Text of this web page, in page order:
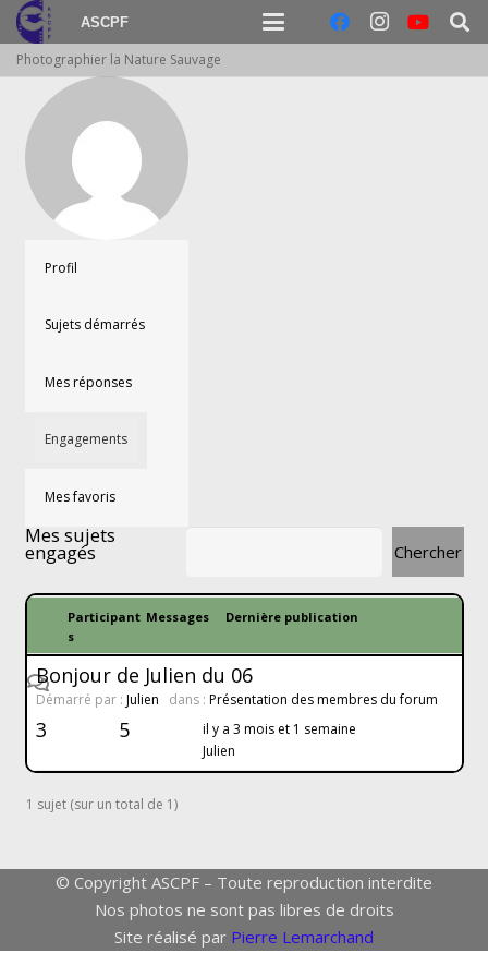
ASCPF
Photographier la Nature Sauvage
Profil
Sujets démarrés
Mes réponses
Engagements
Mes favoris
Mes sujets
engagés
Participant
s
Messages Dernière publication
Bonjour de Julien du 06
Démarré par : Julien dans : Présentation des membres du forum
3 5
il y a 3 mois et 1 semaine
Julien
1 sujet (sur un total de 1)
© Copyright ASCPF – Toute reproduction interdite
Nos photos ne sont pas libres de droits
Site réalisé par Pierre Lemarchand